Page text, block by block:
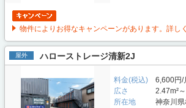
物件によりお得なキャンペーンがあります。詳し
屋外 ハローストレージ清新2J
料金(税込)
6,600円/
広さ
2.47m²
所在地
神奈川